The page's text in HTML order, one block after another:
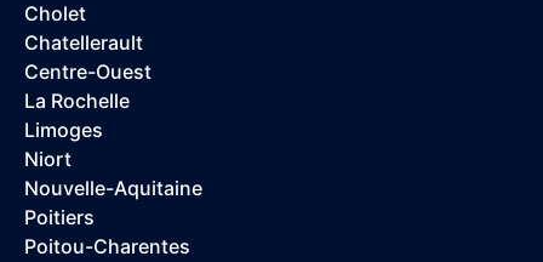
Cholet
Chatellerault
Centre-Ouest
La Rochelle
Limoges
Niort
Nouvelle-Aquitaine
Poitiers
Poitou-Charentes